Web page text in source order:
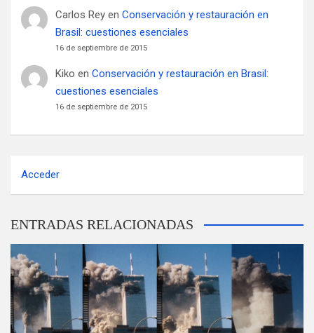
Carlos Reyen Conservación y restauración en
Brasil: cuestiones esenciales
16 de septiembre de 2015
Kiko en Conservación y restauración en Brasil:
cuestiones esenciales
16 de septiembre de 2015
Acceder
ENTRADAS RELACIONADAS